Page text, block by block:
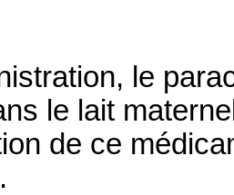
le
le lait
de ce